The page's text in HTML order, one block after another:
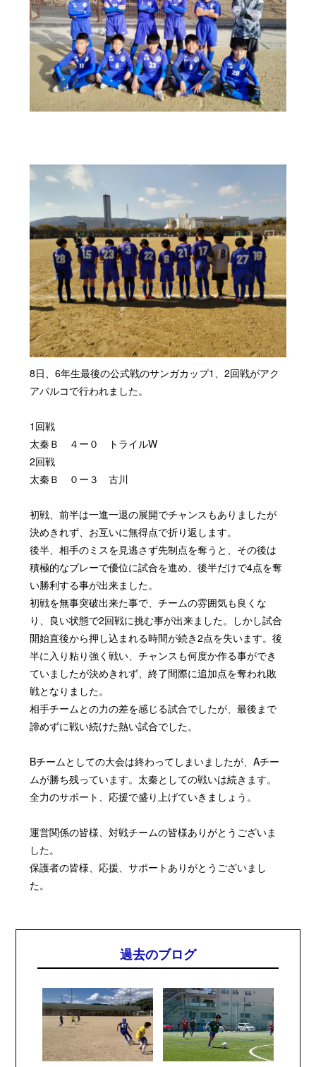
8日、6年生最後の公式戦のサンガカップ1、2回戦がアク
アパルコで行われました。
1回戦
太秦Ｂ ４ー０ トライルW
2回戦
太秦Ｂ ０ー３ 古川
初戦、前半は一進一退の展開でチャンスもありましたが
決めきれず、お互いに無得点で折り返します。
後半、相手のミスを見逃さず先制点を奪うと、その後は
積極的なプレーで優位に試合を進め、後半だけで4点を奪
い勝利する事が出来ました。
初戦を無事突破出来た事で、チームの雰囲気も良くな
り、良い状態で2回戦に挑む事が出来ました。しかし試合
開始直後から押し込まれる時間が続き2点を失います。後
半に入り粘り強く戦い、チャンスも何度か作る事ができ
ていましたが決めきれず、終了間際に追加点を奪われ敗
戦となりました。
相手チームとの力の差を感じる試合でしたが、最後まで
諦めずに戦い続けた熱い試合でした。
Bチームとしての大会は終わってしまいましたが、Aチー
ムが勝ち残っています。太秦としての戦いは続きます。
全力のサポート、応援で盛り上げていきましょう。
運営関係の皆様、対戦チームの皆様ありがとうございま
した。
保護者の皆様、応援、サポートありがとうございまし
た。
過去のブログ